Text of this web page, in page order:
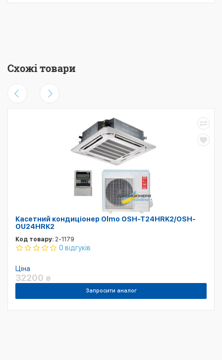
Схожі товари
Касетний кондиціонер Olmo OSH-T24HRK2/OSH-
OU24HRK2
Код товару: 2-1179
0 відгуків
Ціна
32200 ₴
Запросити аналог